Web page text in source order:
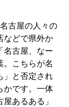
古屋の人々の
などで県外か
名古屋、なー
。こちらが名
」と否定され
かです。一体
あるある」